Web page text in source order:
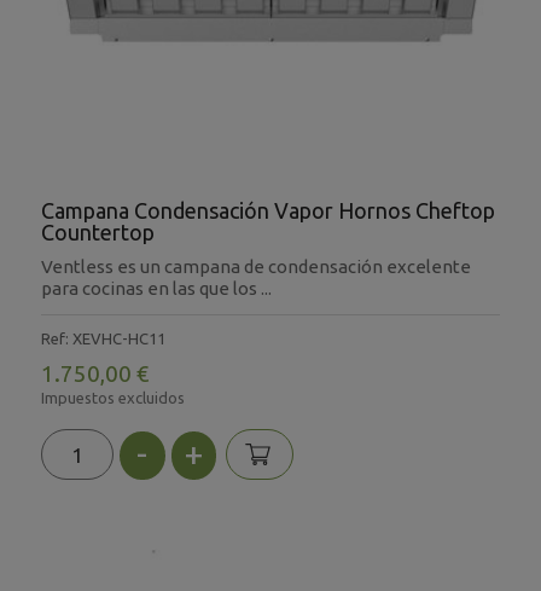
Campana Condensación Vapor Hornos Cheftop
Countertop
Ventless es un campana de condensación excelente
para cocinas en las que los ...
Ref: XEVHC-HC11
1.750,00 €
Impuestos excluidos
- +